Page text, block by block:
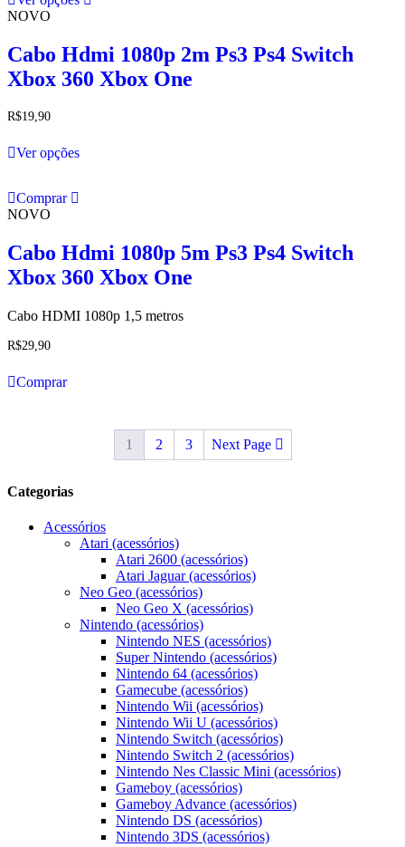
variants.
The
options
NOVO
Cabo Hdmi 1080p 2m Ps3 Ps4 Switch
Xbox 360 Xbox One
R$19,90
Ver opçõesproduct
may
be
chosen
the
Comprar
NOVO
Cabo Hdmi 1080p 5m Ps3 Ps4 Switch
Xbox 360 Xbox One
Cabo HDMI 1080p 1,5 metros
R$29,90
Comprar
1 2 3 Next Page
Categorias
Acessórios
Atari (acessórios)
Atari 2600 (acessórios)
Atari Jaguar (acessórios)
Neo Geo (acessórios)
Neo Geo X (acessórios)
Nintendo (acessórios)
Nintendo NES (acessórios)
Super Nintendo (acessórios)
Nintendo 64 (acessórios)
Gamecube (acessórios)
Nintendo Wii (acessórios)
Nintendo Wii U (acessórios)
Nintendo Switch (acessórios)
Nintendo Switch 2 (acessórios)
Nintendo Nes Classic Mini (acessórios)
Gameboy (acessórios)
Gameboy Advance (acessórios)
Nintendo DS (acessórios)
Nintendo 3DS (acessórios)